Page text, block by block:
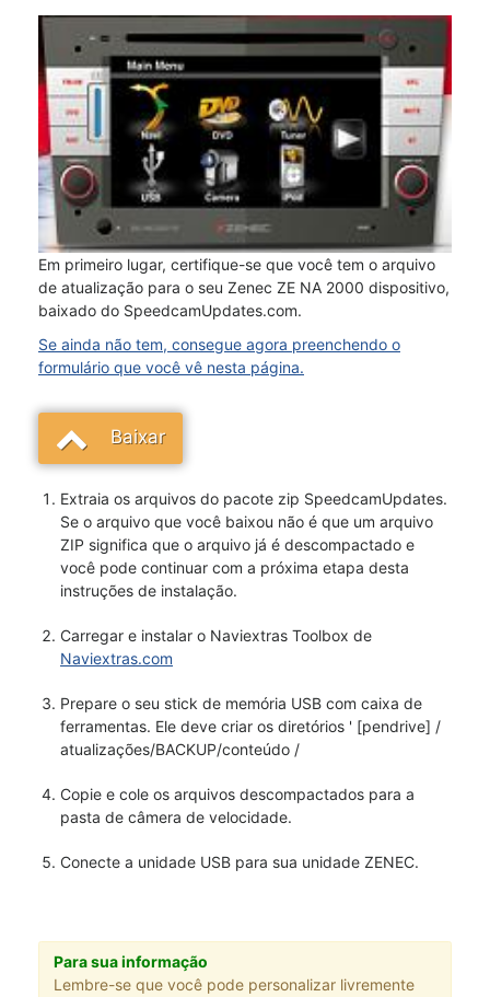
Em primeiro lugar, certifique-se que você tem o arquivo
de atualização para o seu Zenec ZE NA 2000 dispositivo,
baixado do SpeedcamUpdates.com.
Se ainda não tem, consegue agora preenchendo o
formulário que você vê nesta página.
Baixar
Extraia os arquivos do pacote zip SpeedcamUpdates.
Se o arquivo que você baixou não é que um arquivo
ZIP significa que o arquivo já é descompactado e
você pode continuar com a próxima etapa desta
instruções de instalação.
Carregar e instalar o Naviextras Toolbox de
Naviextras.com
Prepare o seu stick de memória USB com caixa de
ferramentas. Ele deve criar os diretórios ' [pendrive] /
atualizações/BACKUP/conteúdo /
Copie e cole os arquivos descompactados para a
pasta de câmera de velocidade.
Conecte a unidade USB para sua unidade ZENEC.
Para sua informação
Lembre-se que você pode personalizar livremente